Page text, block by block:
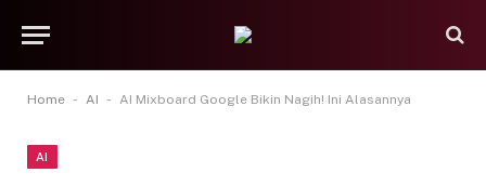
Home - AI - AI Mixboard Google Bikin Nagih! Ini Alasannya
AI